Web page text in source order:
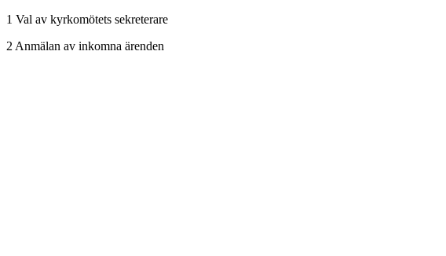
1 Val av kyrkomötets sekreterare
2 Anmälan av inkomna ärenden